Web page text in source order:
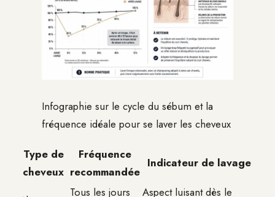
Infographie sur le cycle du sébum et la
fréquence idéale pour se laver les cheveux
Type de
cheveux
Fréquence
recommandée
Indicateur de lavage
Tous les jours
Aspect luisant dès le